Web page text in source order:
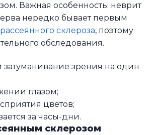
Важная особенность: неврит
нередко бывает первым
рассеянного склероза, поэтому
обследования.
зрения на один
глазом;
цветов;
за часы-дни.
склерозом